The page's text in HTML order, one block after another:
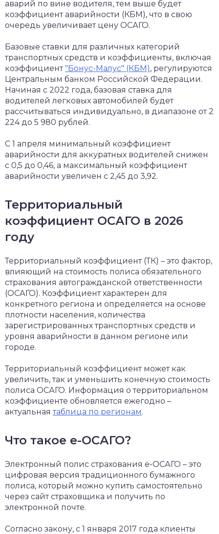
аварий по вине водителя, тем выше будет
коэффициент аварийности (КБМ), что в свою
очередь увеличивает цену ОСАГО.
Базовые ставки для различных категорий
транспортных средств и коэффициенты, включая
коэффициент"Бонус-Малус" (КБМ), регулируются
Центральным банком Российской Федерации.
Начиная с 2022 года, базовая ставка для
водителей легковых автомобилей будет
рассчитываться индивидуально, в диапазоне от 2
224 до 5 980 рублей.
С 1 апреля минимальный коэффициент
аварийности для аккуратных водителей снижен
с 0,5 до 0,46, а максимальный коэффициент
аварийности увеличен с 2,45 до 3,92.
Территориальный
коэффициент ОСАГО в 2026
году
Территориальный коэффициент (ТК) – это фактор,
влияющий на стоимость полиса обязательного
страхования автогражданской ответственности
(ОСАГО). Коэффициент характерен для
конкретного региона и определяется на основе
плотности населения, количества
зарегистрированных транспортных средств и
уровня аварийности в данном регионе или
городе.
Территориальный коэффициент может как
увеличить, так и уменьшить конечную стоимость
полиса ОСАГО. Информация о территориальном
коэффициенте обновляется ежегодно –
актуальнаятаблица по регионам.
Что такое е-ОСАГО?
Электронный полис страхования е-ОСАГО – это
цифровая версия традиционного бумажного
полиса, который можно купить самостоятельно
через сайт страховщика и получить по
электронной почте.
Согласно закону, с 1 января 2017 года клиенты